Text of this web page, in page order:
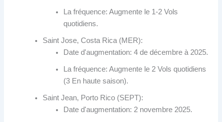
La fréquence: Augmente le 1-2 Vols
quotidiens.
Saint Jose, Costa Rica (MER):
Date d'augmentation: 4 de décembre à 2025.
La fréquence: Augmente le 2 Vols quotidiens
(3 En haute saison).
Saint Jean, Porto Rico (SEPT):
Date d'augmentation: 2 novembre 2025.